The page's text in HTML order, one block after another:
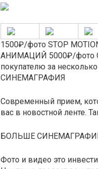
1500₽/фото STOP
АНИМАЦИЙ 5000₽/фото
покупателю за
СИНЕМАГРАФИЯ
Современный прием,
вас в новостной ленте.
БОЛЬШЕ
Фото и видео это